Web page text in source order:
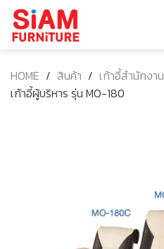
HOME / สินค้า / เก้าอี้สำนักงาน
เก้าอี้ผู้บริหาร รุ่น MO-180